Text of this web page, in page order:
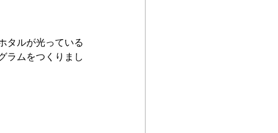
タルが光っている
ラムをつくりまし